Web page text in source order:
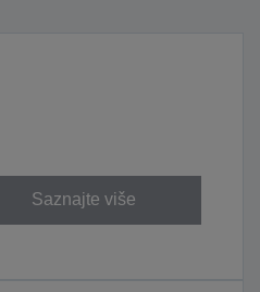
Saznajte više